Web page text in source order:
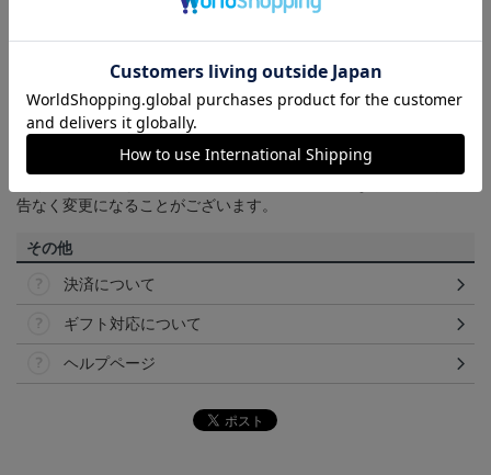
商品画像は、お使いのパソコンのモニターおよびスマートフォン
のメーカー・機種・画面設定等により、実際の商品の色と異なっ
て見える場合がございます。あらかじめご了承ください。
【仕様について】
告なく変更になることがございます。
その他
決済について
ギフト対応について
ヘルプページ